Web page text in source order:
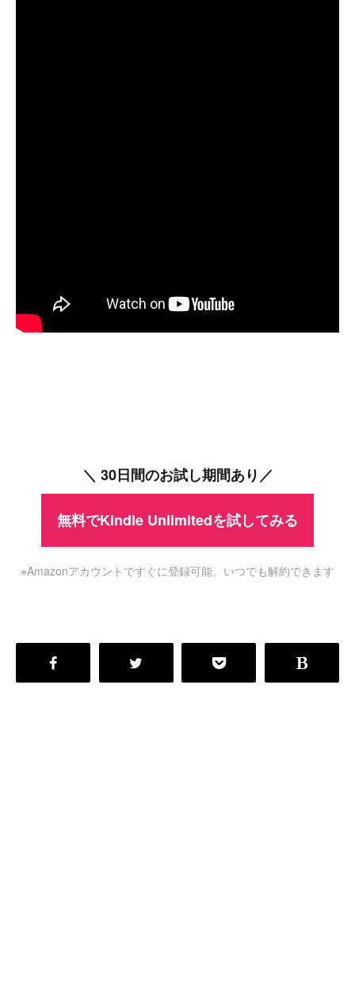
＼ 30日間のお試し期間あり／
無料でKindle Unlimitedを試してみる
※Amazonアカウントですぐに登録可能。いつでも解約できます